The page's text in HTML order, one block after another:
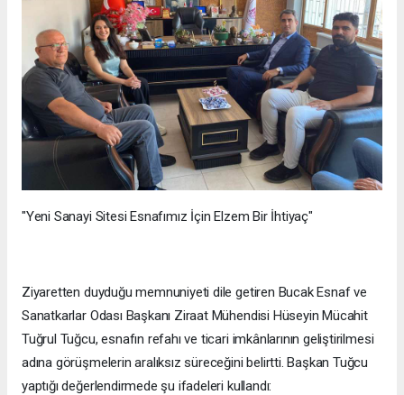
"Yeni Sanayi Sitesi Esnafımız İçin Elzem Bir İhtiyaç"
Ziyaretten duyduğu memnuniyeti dile getiren Bucak Esnaf ve
Sanatkarlar Odası Başkanı Ziraat Mühendisi Hüseyin Mücahit
Tuğrul Tuğcu, esnafın refahı ve ticari imkânlarının geliştirilmesi
adına görüşmelerin aralıksız süreceğini belirtti. Başkan Tuğcu
yaptığı değerlendirmede şu ifadeleri kullandı: